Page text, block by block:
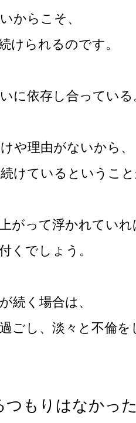
からこそ、
けられるのです。
に依存し合っている
や理由がないから、
けているというこ
がって浮かれていれ
くでしょう。
続く場合は、
ごし、淡々と不倫を
つもりはなかっ